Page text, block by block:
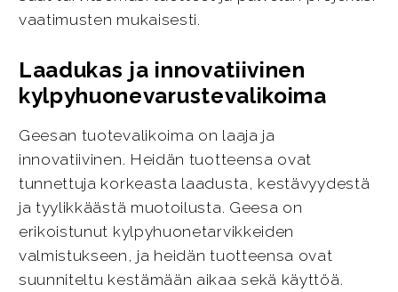
vaatimusten mukaisesti.
Laadukas ja innovatiivinen
kylpyhuonevarustevalikoima
Geesan tuotevalikoima on laaja ja
innovatiivinen. Heidän tuotteensa ovat
tunnettuja korkeasta laadusta, kestävyydestä
ja tyylikkäästä muotoilusta. Geesa on
erikoistunut kylpyhuonetarvikkeiden
valmistukseen, ja heidän tuotteensa ovat
suunniteltu kestämään aikaa sekä käyttöä.